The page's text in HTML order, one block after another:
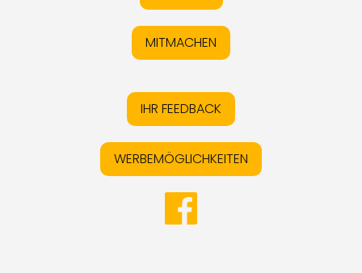
MITMACHEN
IHR FEEDBACK
WERBEMÖGLICHKEITEN